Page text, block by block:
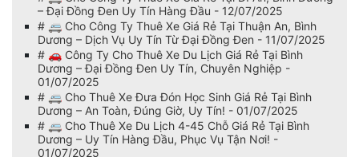
– Đại Đồng Đen Uy Tín Hàng Đầu - 12/07/2025
# 🚐 Cho Công Ty Thuê Xe Giá Rẻ Tại Thuận An, Bình
Dương – Dịch Vụ Uy Tín Từ Đại Đồng Đen - 11/07/2025
# 🚗 Công Ty Cho Thuê Xe Du Lịch Giá Rẻ Tại Bình
Dương – Đại Đồng Đen Uy Tín, Chuyên Nghiệp -
01/07/2025
# 🚐 Cho Thuê Xe Đưa Đón Học Sinh Giá Rẻ Tại Bình
Dương – An Toàn, Đúng Giờ, Uy Tín! - 01/07/2025
# 🚐 Cho Thuê Xe Du Lịch 4-45 Chỗ Giá Rẻ Tại Bình
Dương – Uy Tín Hàng Đầu, Phục Vụ Tận Nơi! -
01/07/2025